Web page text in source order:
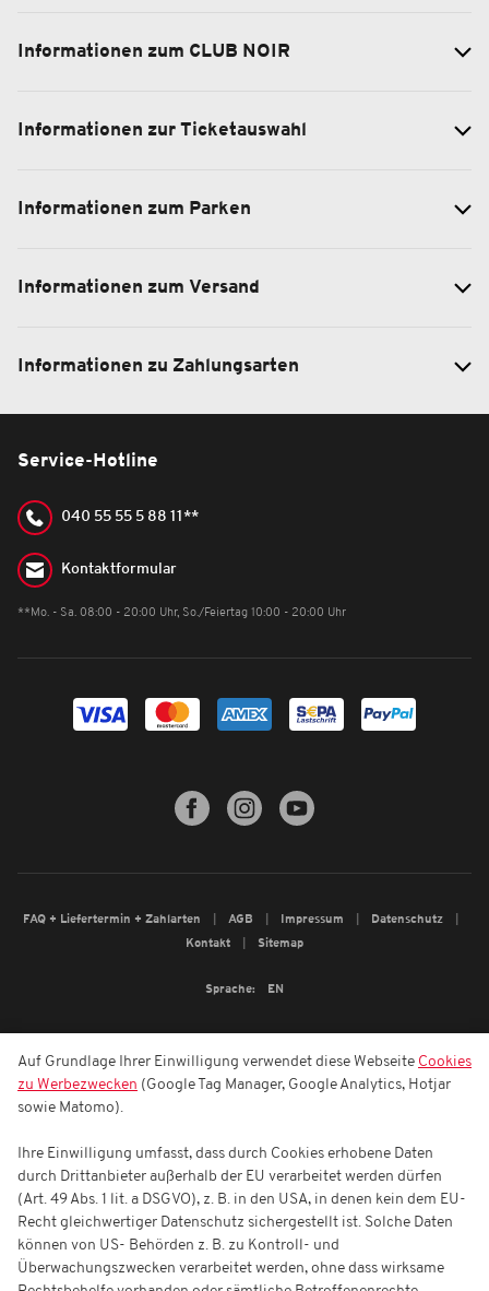
Informationen zum CLUB NOIR
Informationen zur Ticketauswahl
Informationen zum Parken
Informationen zum Versand
Informationen zu Zahlungsarten
Service-Hotline
040 55 55 5 88 11**
Kontaktformular
**Mo. - Sa. 08:00 - 20:00 Uhr, So./Feiertag 10:00 - 20:00 Uhr
FAQ + Liefertermin + Zahlarten AGB Impressum
Datenschutz
Kontakt
Sitemap
Sprache: EN
Auf Grundlage Ihrer Einwilligung verwendet diese Webseite Cookies
zu Werbezwecken (Google Tag Manager, Google Analytics, Hotjar
sowie Matomo).
Ihre Einwilligung umfasst, dass durch Cookies erhobene Daten
durch Drittanbieter außerhalb der EU verarbeitet werden dürfen
(Art. 49 Abs. 1 lit. a DSGVO), z. B. in den USA, in denen kein dem EU-
Recht gleichwertiger Datenschutz sichergestellt ist. Solche Daten
können von US- Behörden z. B. zu Kontroll- und
Überwachungszwecken verarbeitet werden, ohne dass wirksame